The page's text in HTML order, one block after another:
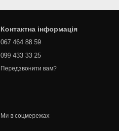
Контактна інформація
067 464 88 59
099 433 33 25
Передзвонити вам?
Ми в соцмережах